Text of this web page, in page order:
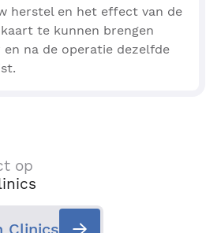
herstel en het effect van de
te kunnen brengen
na de operatie dezelfde
op
Clinics